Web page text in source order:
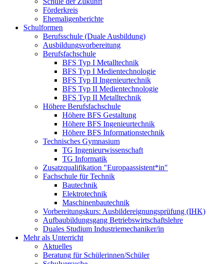
Förderkreis
Ehemaligenberichte
Schulformen
Berufsschule (Duale Ausbildung)
Ausbildungsvorbereitung
Berufsfachschule
BFS Typ I Metalltechnik
BFS Typ I Medientechnologie
BFS Typ II Ingenieurtechnik
BFS Typ II Medientechnologie
BFS Typ II Metalltechnik
Höhere Berufsfachschule
Höhere BFS Gestaltung
Höhere BFS Ingenieurtechnik
Höhere BFS Informationstechnik
Technisches Gymnasium
TG Ingenieurwissenschaft
TG Informatik
Zusatzqualifikation "Europaassistent*in"
Fachschule für Technik
Bautechnik
Elektrotechnik
Maschinenbautechnik
Vorbereitungskurs: Ausbildereignungsprüfung (IHK)
Aufbaubildungsgang Betriebswirtschaftslehre
Duales Studium Industriemechaniker/in
Mehr als Unterricht
Aktuelles
Beratung für Schülerinnen/Schüler